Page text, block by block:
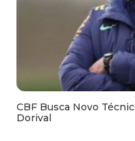
CBF Busca Novo
Dorival